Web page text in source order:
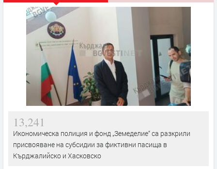
13,241
Икономическа полиция и фонд „Земеделие“ са разкрили
присвояване на субсидии за фиктивни пасища в
Кърджалийско и Хасковско